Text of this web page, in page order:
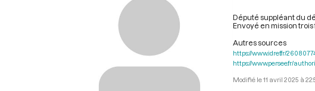
Député suppléant du
Envoyé en mission
Autres sources
https://www.idref.fr/
https://www.persee.fr/
11 avril 2025 à